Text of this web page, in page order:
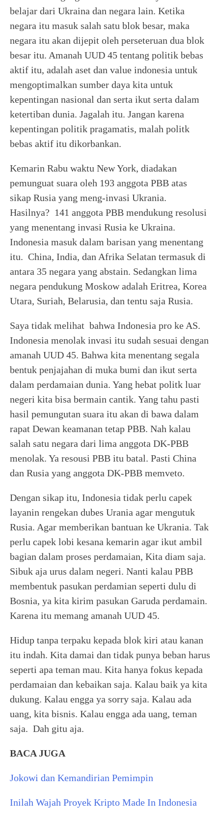
belajar dari Ukraina dan negara lain. Ketika
negara itu masuk salah satu blok besar, maka
negara itu akan dijepit oleh perseteruan dua blok
besar itu. Amanah UUD 45 tentang politik bebas
aktif itu, adalah aset dan value indonesia untuk
mengoptimalkan sumber daya kita untuk
kepentingan nasional dan serta ikut serta dalam
ketertiban dunia. Jagalah itu. Jangan karena
kepentingan politik pragamatis, malah politk
bebas aktif itu dikorbankan.
Kemarin Rabu waktu New York, diadakan
pemunguat suara oleh 193 anggota PBB atas
sikap Rusia yang meng-invasi Ukrania.
Hasilnya? 141 anggota PBB mendukung resolusi
yang menentang invasi Rusia ke Ukraina.
Indonesia masuk dalam barisan yang menentang
itu. China, India, dan Afrika Selatan termasuk di
antara 35 negara yang abstain. Sedangkan lima
negara pendukung Moskow adalah Eritrea, Korea
Utara, Suriah, Belarusia, dan tentu saja Rusia.
Saya tidak melihat bahwa Indonesia pro ke AS.
Indonesia menolak invasi itu sudah sesuai dengan
amanah UUD 45. Bahwa kita menentang segala
bentuk penjajahan di muka bumi dan ikut serta
dalam perdamaian dunia. Yang hebat politk luar
negeri kita bisa bermain cantik. Yang tahu pasti
hasil pemungutan suara itu akan di bawa dalam
rapat Dewan keamanan tetap PBB. Nah kalau
salah satu negara dari lima anggota DK-PBB
menolak. Ya resousi PBB itu batal. Pasti China
dan Rusia yang anggota DK-PBB memveto.
Dengan sikap itu, Indonesia tidak perlu capek
layanin rengekan dubes Urania agar mengutuk
Rusia. Agar memberikan bantuan ke Ukrania. Tak
perlu capek lobi kesana kemarin agar ikut ambil
bagian dalam proses perdamaian, Kita diam saja.
Sibuk aja urus dalam negeri. Nanti kalau PBB
membentuk pasukan perdamian seperti dulu di
Bosnia, ya kita kirim pasukan Garuda perdamain.
Karena itu memang amanah UUD 45.
Hidup tanpa terpaku kepada blok kiri atau kanan
itu indah. Kita damai dan tidak punya beban harus
seperti apa teman mau. Kita hanya fokus kepada
perdamaian dan kebaikan saja. Kalau baik ya kita
dukung. Kalau engga ya sorry saja. Kalau ada
uang, kita bisnis. Kalau engga ada uang, teman
saja. Dah gitu aja.
BACA JUGA
Jokowi dan Kemandirian Pemimpin
Inilah Wajah Proyek Kripto Made In Indonesia